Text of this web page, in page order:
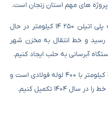
پروژه های مهم استان زنجان است.
وی گفت: خط انتقال آب حلب با لوله پلی اتیلن ۲۵۰ ۱۴ کیلومتر در حال
مارس ۴۰۳ به پایان رسید و خط انتقال به مخزن شهر
آبرسانی به حلب ایجاد کنیم.
Bagheri گفت: خط دوم این پروژه ۲۳ کیلومتر با ۴۰۰ لوله فولادی است و
تکمیل کنیم.